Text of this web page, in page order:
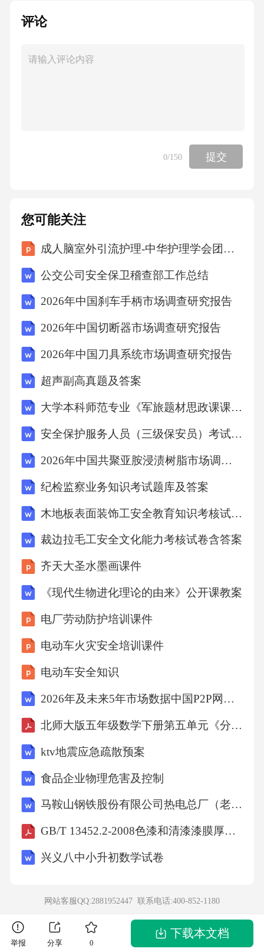
（）。
9.胶囊剂生产过程中，用于检查胶囊泄漏的设备
是（）。
A.粉末计数器
C.真空度计
D.粒度分析仪
10.胶囊剂生产中，用于提高药物生物利用度的
A.控释技术
B.纳米技术
C.表面活性剂
D.酶法
11.胶囊剂生产过程中，用于检查胶囊剂溶出度
的设备是（）。
A.粒度分析仪
B.溶出度仪
C.粉末计数器
D.真空泵
是（）。
A.气相色谱法
B.高效液相色谱法
评论
0/150 提交
您可能关注
成人脑室外引流护理-中华护理学会团体标准（2026版）深度解读
公交公司安全保卫稽查部工作总结
2026年中国刹车手柄市场调查研究报告
2026年中国切断器市场调查研究报告
2026年中国刀具系统市场调查研究报告
超声副高真题及答案
大学本科师范专业《军旅题材思政课课件设计与解析》教案
安全保护服务人员（三级保安员）考试题库（1000题含答案和解析）
2026年中国共聚亚胺浸渍树脂市场调查研究报告
纪检监察业务知识考试题库及答案
木地板表面装饰工安全教育知识考核试卷含答案
裁边拉毛工安全文化能力考核试卷含答案
齐天大圣水墨画课件
《现代生物进化理论的由来》公开课教案
电厂劳动防护培训课件
电动车火灾安全培训课件
电动车安全知识
2026年及未来5年市场数据中国P2P网贷行业市场发展现状及投资规划建议报告
北师大版五年级数学下册第五单元《分数除法》单元测试卷（含答案）
ktv地震应急疏散预案
食品企业物理危害及控制
马鞍山钢铁股份有限公司热电总厂（老区）煤粉锅炉掺烧工业污泥改造项目环境影响报告书
GB/T 13452.2-2008色漆和清漆漆膜厚度的测定
兴义八中小升初数学试卷
网站客服QQ:2881952447 联系电话:400-852-1180
举报 分享 0
下载本文档